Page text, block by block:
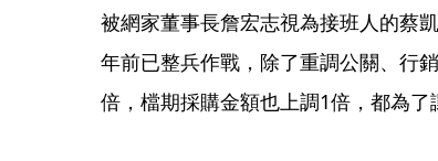
被網家董事長詹宏志視為接班人的蔡
年前已整兵作戰，除了重調公關、行
倍，檔期採購金額也上調1倍，都為了